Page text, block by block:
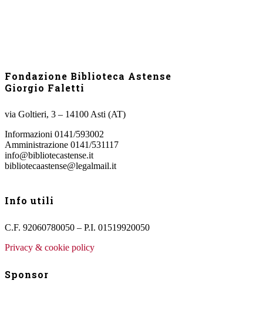
Fondazione Biblioteca Astense
Giorgio Faletti
via Goltieri, 3 – 14100 Asti (AT)
Informazioni 0141/593002
Amministrazione 0141/531117
info@bibliotecastense.it
bibliotecaastense@legalmail.it
Info utili
C.F. 92060780050 – P.I. 01519920050
Privacy & cookie policy
Sponsor